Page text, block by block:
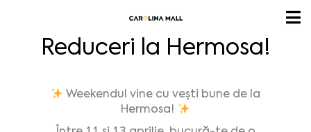
Reduceri la Hermosa!
Weekendul vine cu vești bune de la
Hermosa!